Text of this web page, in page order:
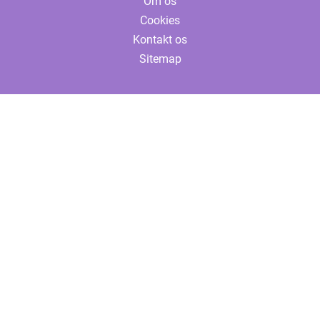
Cookies
Kontakt os
Sitemap